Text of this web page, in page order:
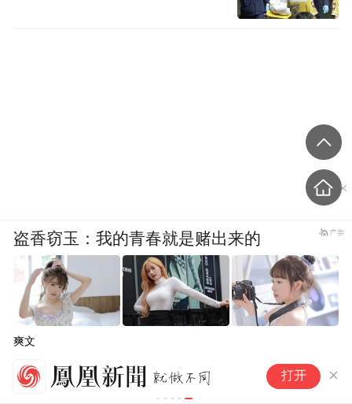
打开
盗香窃玉：我的青春就是赌出来的
爽文